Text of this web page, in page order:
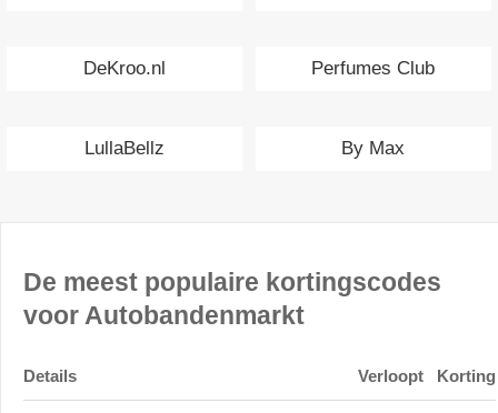
DeKroo.nl Perfumes Club
LullaBellz By Max
De meest populaire kortingscodes
voor Autobandenmarkt
Details Verloopt Korting